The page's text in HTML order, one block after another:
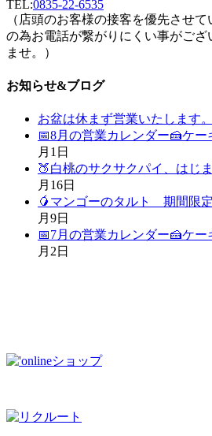
TEL:0835-22-6535
（店頭のお客様の接客を優先させ
の為お電話が繋がりにくい事がご
ませ。）
お知らせ&ブログ
お盆は休まず営業いたします。
📅8月の営業カレンダー🍰ケー
月1日
🍑白桃のサクサクパイ、はじ
月16日
🥭マンゴーのタルト 期間限定
月9日
📅7月の営業カレンダー🍰ケー
月2日